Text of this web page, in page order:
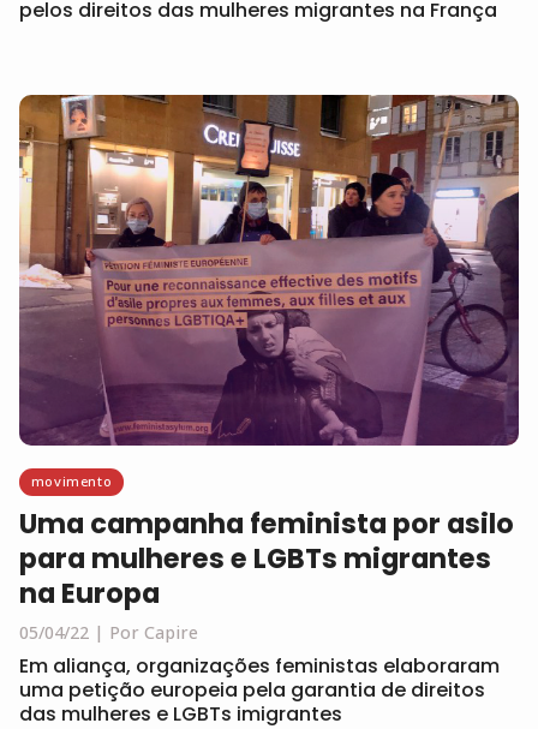
pelos direitos das mulheres migrantes na França
movimento
Uma campanha feminista por asilo
para mulheres e LGBTs migrantes
na Europa
05/04/22 Por Capire
Em aliança, organizações feministas elaboraram
uma petição europeia pela garantia de direitos
das mulheres e LGBTs imigrantes